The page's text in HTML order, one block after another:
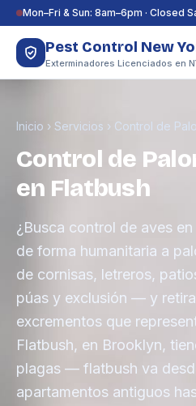
Saltar al contenido
Mon–Fri & Sun: 8am–6pm · Closed
Pest Control New
Exterminadores Licenciados en
Inicio › Servicios › Control de
Control de
en Flatbush
¿Busca control de aves
de forma humanitaria a
de cornisas, letreros,
púas y exclusión — y
excrementos que
Flatbush, en Brooklyn,
plagas — flatbush va
apartamentos antiguos